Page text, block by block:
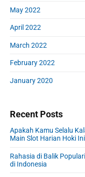
May 2022
April 2022
March 2022
February 2022
January 2020
Recent Posts
Apakah Kamu Selalu
Main Slot Harian Hoki
Rahasia di Balik
di Indonesia